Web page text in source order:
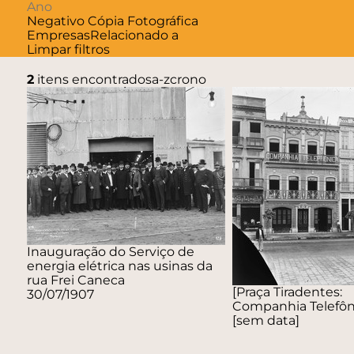
Negativo Cópia Fotográfica
EmpresasRelacionado a
Limpar filtros
2itens encontradosa-zcrono
Inauguração do Serviço de
energia elétrica nas usinas da
rua Frei Caneca
30/07/1907
[Praça Tiradentes:
Companhia
[sem data]